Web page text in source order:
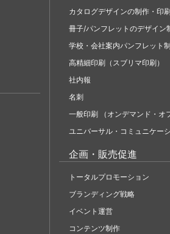
カタログデザインの制作・印刷
冊子/パンフレットのデザイン
学校・会社案内パンフレット
高精細印刷（スブリマ印刷）
社内報
名刺
一般印刷 （オンデマンド・オ
ユニバーサル・コミュニケー
企画・販売促進
トータルプロモーション
ブランディング戦略
イベント運営
コンテンツ制作